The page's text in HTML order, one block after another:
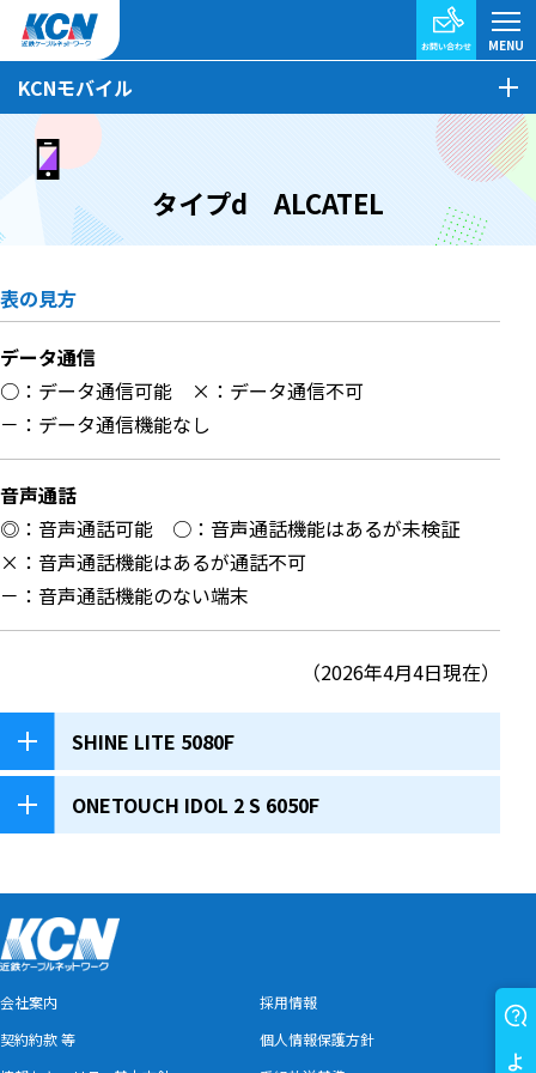
タイプd ALCATEL
KCNモバイル
表の見方
データ通信
○：データ通信可能
×：データ通信不可
－：データ通信機能なし
音声通話
◎：音声通話可能 ○：音声通話機能はあるが未検証
×：音声通話機能はあるが通話不可
－：音声通話機能のない端末
（2026年4月4日現在）
SHINE LITE 5080F
ONETOUCH IDOL 2 S 6050F
会社案内
採用情報
契約約款 等
個人情報保護方針